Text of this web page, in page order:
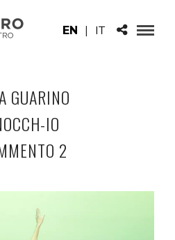
EN | IT
GUARINO
IO
2